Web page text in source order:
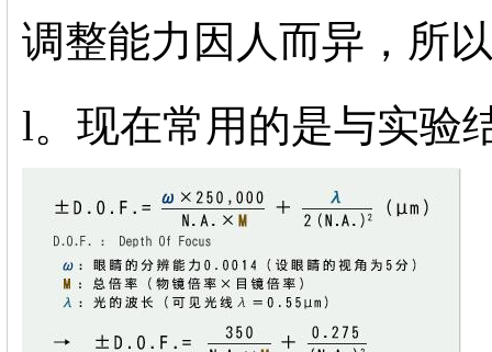
调整能力因人而异，所
l。现在常用的是与实验